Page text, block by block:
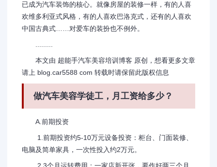
已成为汽车装饰的核心。就像房屋的装修一样，有的人喜
欢维多利亚式风格，有的人喜欢巴洛克式，还有的人喜欢
中国古典式……对爱车的装扮也不例外。
本文由 超能手汽车美容培训博客 原创，想看更多文章
请上 blog.car5588 com 转载时请保留此版权信息
做汽车美容学徒工，月工资给多少？
A.前期投资
1.前期投资约5-10万元设备投资：柜台、门面装修、
电脑及简单家具，一次性投入约2万元。